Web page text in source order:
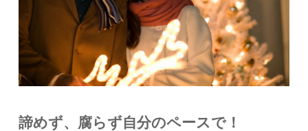
諦めず、腐らず自分のペースで！